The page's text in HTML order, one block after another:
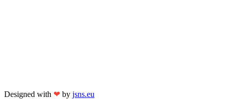
Designed with ❤ by jsns.eu